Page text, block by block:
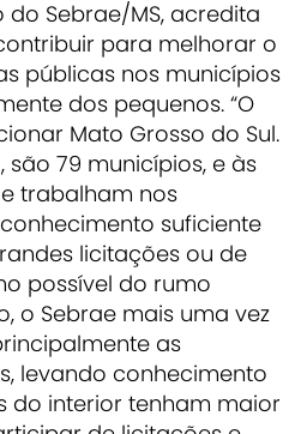
Sebrae/MS, acredita
para melhorar o
públicas nos municípios
dos pequenos. “O
Mato Grosso do Sul.
são 79 municípios, e às
trabalham nos
suficiente
licitações ou de
possível do rumo
o Sebrae mais uma vez
as
levando conhecimento
do interior tenham maior